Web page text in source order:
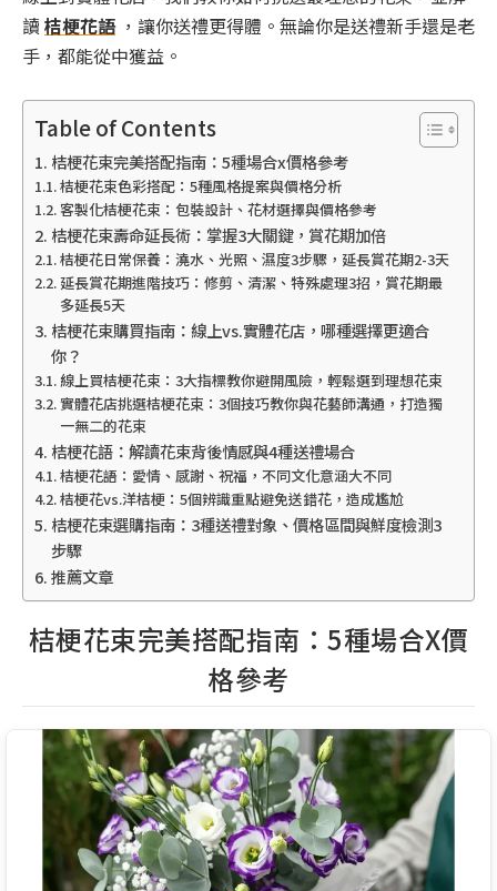
讀 桔梗花語 ，讓你送禮更得體。無論你是送禮新手還是老
手，都能從中獲益。
Table of Contents
桔梗花束完美搭配指南：5種場合x價格參考
桔梗花束色彩搭配：5種風格提案與價格分析
客製化桔梗花束：包裝設計、花材選擇與價格參考
桔梗花束壽命延長術：掌握3大關鍵，賞花期加倍
桔梗花日常保養：澆水、光照、濕度3步驟，延長賞花期2-3天
延長賞花期進階技巧：修剪、清潔、特殊處理3招，賞花期最
多延長5天
桔梗花束購買指南：線上vs.實體花店，哪種選擇更適合
你？
線上買桔梗花束：3大指標教你避開風險，輕鬆選到理想花束
實體花店挑選桔梗花束：3個技巧教你與花藝師溝通，打造獨
一無二的花束
桔梗花語：解讀花束背後情感與4種送禮場合
桔梗花語：愛情、感謝、祝福，不同文化意涵大不同
桔梗花vs.洋桔梗：5個辨識重點避免送錯花，造成尷尬
桔梗花束選購指南：3種送禮對象、價格區間與鮮度檢測3
步驟
推薦文章
桔梗花束完美搭配指南：5種場合X價
格參考